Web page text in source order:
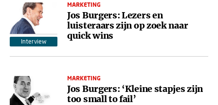
Interview
MARKETING
Jos Burgers: Lezers en
luisteraars zijn op zoek naar
quick wins
MARKETING
Jos Burgers: ‘Kleine stapjes zijn
too small to fail’